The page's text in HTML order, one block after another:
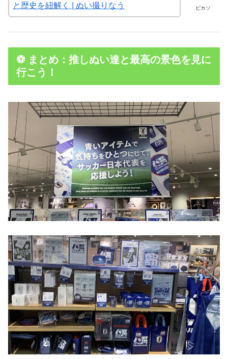
ピカソ
と歴史を紐解く | ぬい撮りなう
⚽ まとめ：推しぬい達と最高の景色を見に
行こう！